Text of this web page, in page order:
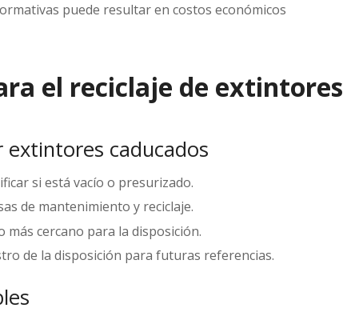
puede resultar en costos económicos
el reciclaje de extintores
extintores caducados
si está vacío o presurizado.
de mantenimiento y reciclaje.
más cercano para la disposición.
de la disposición para futuras referencias.